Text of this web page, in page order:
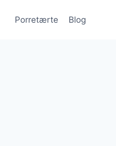
Porretærte Blog